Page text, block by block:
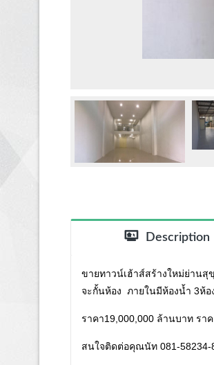
Description
ขายทาวน์เฮ้าส์สร้างใหม่ย่าน
จะกั้นห้อง ภายในมีห้องน้ำ 3ห้
ราคา19,000,000 ล้านบาท รา
สนใจติดต่อคุณนัท 081-58234-